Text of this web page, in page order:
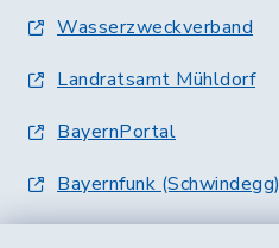
Wasserzweckverband
Landratsamt Mühldorf
BayernPortal
Bayernfunk (Schwindegg)